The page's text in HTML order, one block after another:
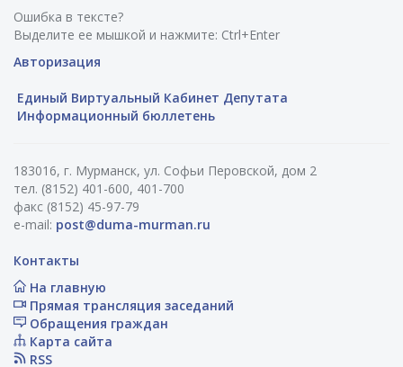
Ошибка в тексте?
Выделите ее мышкой и нажмите: Ctrl+Enter
Авторизация
Единый Виртуальный Кабинет Депутата
Информационный бюллетень
183016, г. Мурманск, ул. Софьи Перовской, дом 2
тел. (8152) 401-600, 401-700
факс (8152) 45-97-79
e-mail: post@duma-murman.ru
Контакты
На главную
Прямая трансляция заседаний
Обращения граждан
Карта сайта
RSS